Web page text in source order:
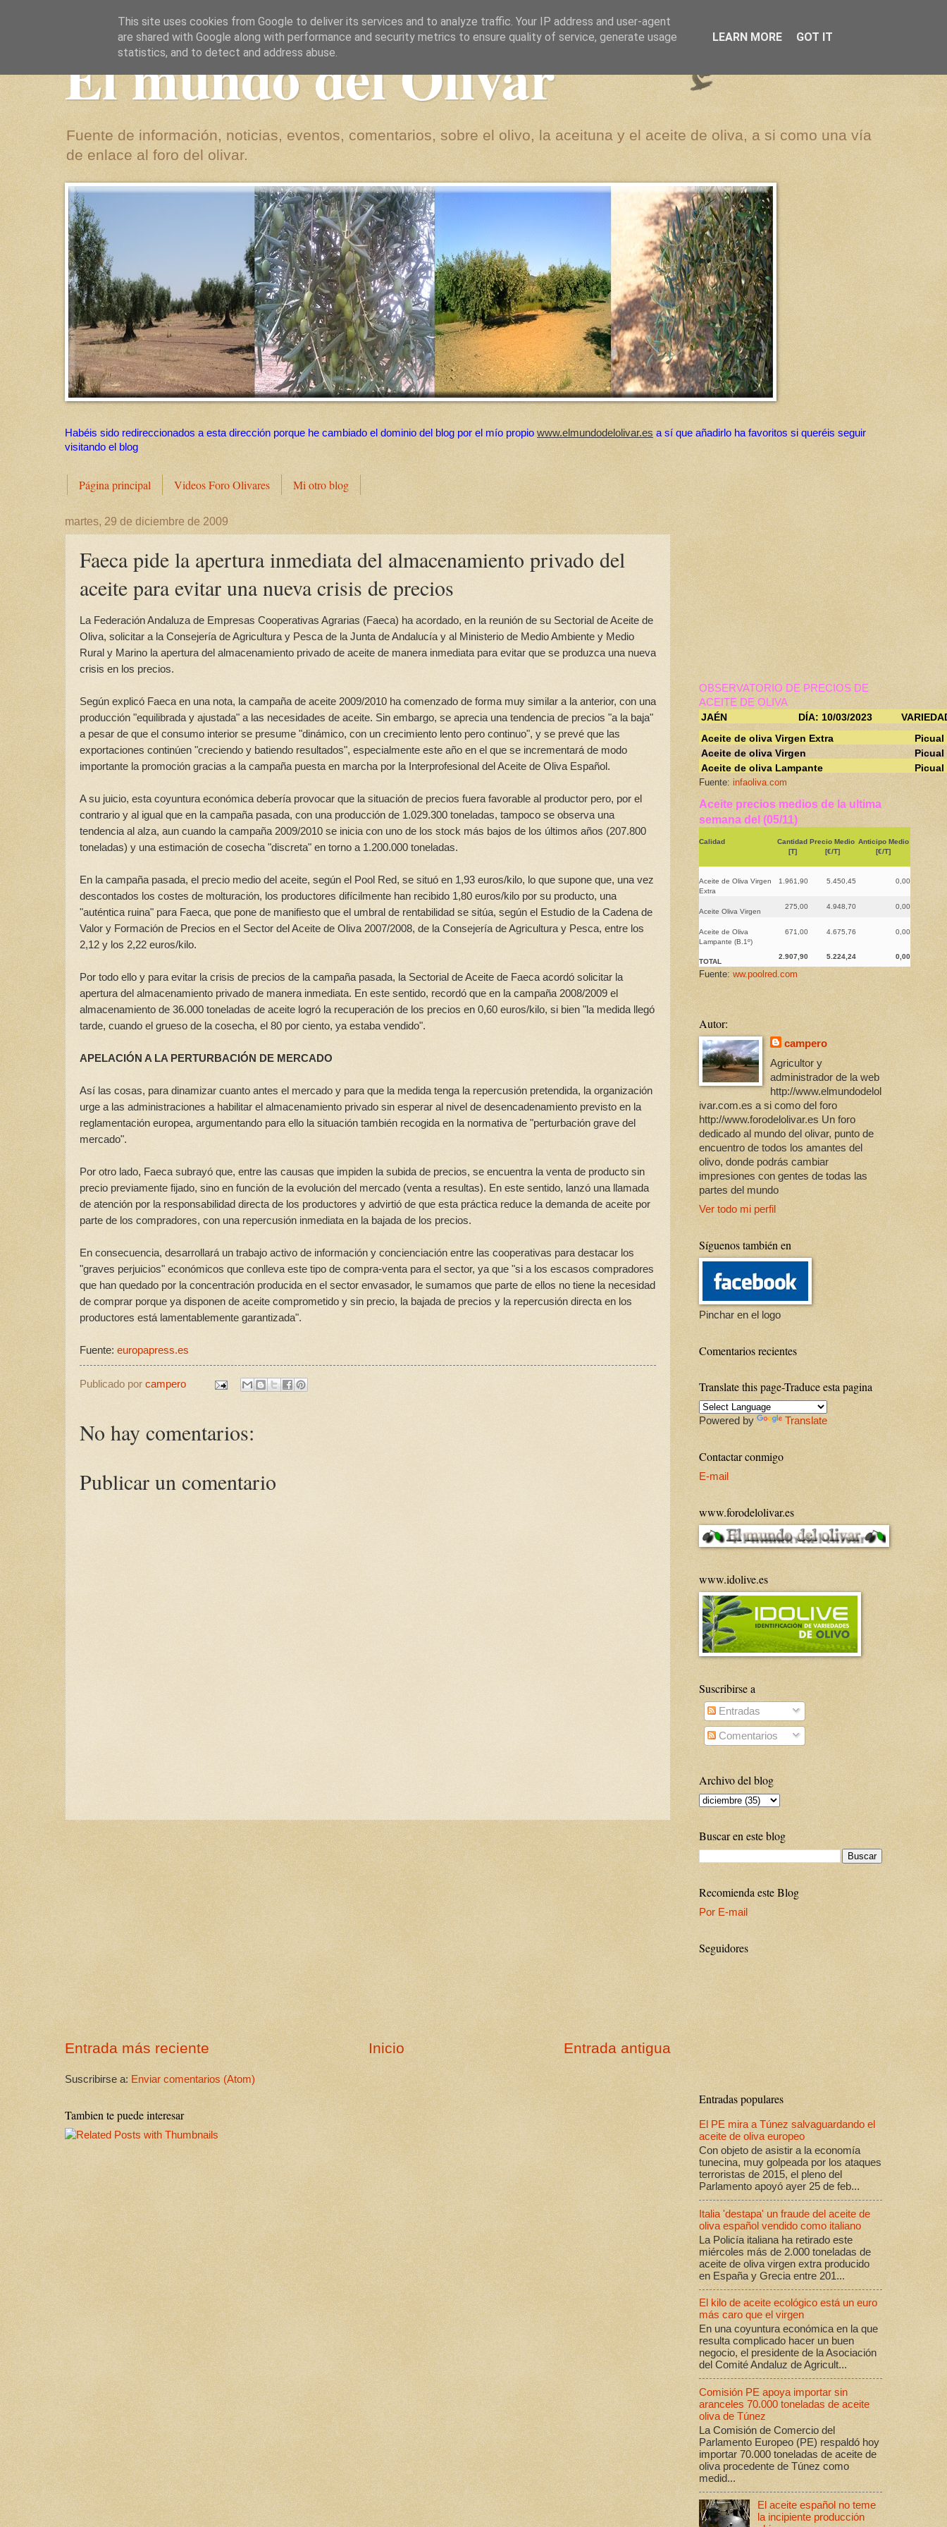
El mundo del Olivar
Fuente de información, noticias, eventos, comentarios, sobre el olivo, la aceituna y el aceite de oliva, a si como una vía
de enlace al foro del olivar.
Habéis sido redireccionados a esta dirección porque he cambiado el dominio del blog por el mío propio www.elmundodelolivar.es a sí que añadirlo ha favoritos si queréis seguir
visitando el blog
Página principal Videos Foro Olivares Mi otro blog
martes, 29 de diciembre de 2009
Faeca pide la apertura inmediata del almacenamiento privado del
aceite para evitar una nueva crisis de precios
La Federación Andaluza de Empresas Cooperativas Agrarias (Faeca) ha acordado, en la reunión de su Sectorial de Aceite de
Oliva, solicitar a la Consejería de Agricultura y Pesca de la Junta de Andalucía y al Ministerio de Medio Ambiente y Medio
Rural y Marino la apertura del almacenamiento privado de aceite de manera inmediata para evitar que se produzca una nueva
crisis en los precios.
Según explicó Faeca en una nota, la campaña de aceite 2009/2010 ha comenzado de forma muy similar a la anterior, con una
producción "equilibrada y ajustada" a las necesidades de aceite. Sin embargo, se aprecia una tendencia de precios "a la baja"
a pesar de que el consumo interior se presume "dinámico, con un crecimiento lento pero continuo", y se prevé que las
exportaciones continúen "creciendo y batiendo resultados", especialmente este año en el que se incrementará de modo
importante la promoción gracias a la campaña puesta en marcha por la Interprofesional del Aceite de Oliva Español.
A su juicio, esta coyuntura económica debería provocar que la situación de precios fuera favorable al productor pero, por el
contrario y al igual que en la campaña pasada, con una producción de 1.029.300 toneladas, tampoco se observa una
tendencia al alza, aun cuando la campaña 2009/2010 se inicia con uno de los stock más bajos de los últimos años (207.800
toneladas) y una estimación de cosecha "discreta" en torno a 1.200.000 toneladas.
En la campaña pasada, el precio medio del aceite, según el Pool Red, se situó en 1,93 euros/kilo, lo que supone que, una vez
descontados los costes de molturación, los productores difícilmente han recibido 1,80 euros/kilo por su producto, una
"auténtica ruina" para Faeca, que pone de manifiesto que el umbral de rentabilidad se sitúa, según el Estudio de la Cadena de
Valor y Formación de Precios en el Sector del Aceite de Oliva 2007/2008, de la Consejería de Agricultura y Pesca, entre los
2,12 y los 2,22 euros/kilo.
Por todo ello y para evitar la crisis de precios de la campaña pasada, la Sectorial de Aceite de Faeca acordó solicitar la
apertura del almacenamiento privado de manera inmediata. En este sentido, recordó que en la campaña 2008/2009 el
almacenamiento de 36.000 toneladas de aceite logró la recuperación de los precios en 0,60 euros/kilo, si bien "la medida llegó
tarde, cuando el grueso de la cosecha, el 80 por ciento, ya estaba vendido".
APELACIÓN A LA PERTURBACIÓN DE MERCADO
Así las cosas, para dinamizar cuanto antes el mercado y para que la medida tenga la repercusión pretendida, la organización
urge a las administraciones a habilitar el almacenamiento privado sin esperar al nivel de desencadenamiento previsto en la
reglamentación europea, argumentando para ello la situación también recogida en la normativa de "perturbación grave del
mercado".
Por otro lado, Faeca subrayó que, entre las causas que impiden la subida de precios, se encuentra la venta de producto sin
precio previamente fijado, sino en función de la evolución del mercado (venta a resultas). En este sentido, lanzó una llamada
de atención por la responsabilidad directa de los productores y advirtió de que esta práctica reduce la demanda de aceite por
parte de los compradores, con una repercusión inmediata en la bajada de los precios.
En consecuencia, desarrollará un trabajo activo de información y concienciación entre las cooperativas para destacar los
"graves perjuicios" económicos que conlleva este tipo de compra-venta para el sector, ya que "si a los escasos compradores
que han quedado por la concentración producida en el sector envasador, le sumamos que parte de ellos no tiene la necesidad
de comprar porque ya disponen de aceite comprometido y sin precio, la bajada de precios y la repercusión directa en los
productores está lamentablemente garantizada".
Fuente: europapress.es
Publicado por campero
No hay comentarios:
Publicar un comentario
Entrada más reciente Entrada antigua
Inicio
Suscribirse a: Enviar comentarios (Atom)
Tambien te puede interesar
OBSERVATORIO DE PRECIOS DE
ACEITE DE OLIVA
JAÉN
DÍA: 10/03/2023
Aceite de oliva Virgen Extra
Picual
Aceite de oliva Virgen
Picual
Aceite de oliva Lampante
Picual
Fuente: infaoliva.com
Aceite precios medios de la ultima
semana del (05/11)
Calidad
Cantidad
[T]
Precio Medio
[€/T]
Anticipo Medio
[€/T]
Aceite de Oliva Virgen
Extra
1.961,90 5.450,45 0,00
Aceite Oliva Virgen
275,00 4.948,70 0,00
Aceite de Oliva
Lampante (B.1º)
671,00 4.675,76 0,00
TOTAL
2.907,90 5.224,24 0,00
Fuente: ww.poolred.com
Autor:
campero
Agricultor y
administrador de la web
http://www.elmundodelol
ivar.com.es a si como del foro
http://www.forodelolivar.es Un foro
dedicado al mundo del olivar, punto de
encuentro de todos los amantes del
olivo, donde podrás cambiar
impresiones con gentes de todas las
partes del mundo
Ver todo mi perfil
Síguenos también en
Pinchar en el logo
Comentarios recientes
Translate this page-Traduce esta pagina
Powered by Translate
Contactar conmigo
E-mail
www.forodelolivar.es
www.idolive.es
Suscribirse a
Entradas
Comentarios
Archivo del blog
Buscar en este blog
Recomienda este Blog
Por E-mail
Seguidores
Entradas populares
El PE mira a Túnez salvaguardando el
aceite de oliva europeo
Con objeto de asistir a la economía
tunecina, muy golpeada por los ataques
terroristas de 2015, el pleno del
Parlamento apoyó ayer 25 de feb...
Italia 'destapa' un fraude del aceite de
oliva español vendido como italiano
La Policía italiana ha retirado este
miércoles más de 2.000 toneladas de
aceite de oliva virgen extra producido
en España y Grecia entre 201...
El kilo de aceite ecológico está un euro
más caro que el virgen
En una coyuntura económica en la que
resulta complicado hacer un buen
negocio, el presidente de la Asociación
del Comité Andaluz de Agricult...
Comisión PE apoya importar sin
aranceles 70.000 toneladas de aceite
oliva de Túnez
La Comisión de Comercio del
Parlamento Europeo (PE) respaldó hoy
importar 70.000 toneladas de aceite de
oliva procedente de Túnez como
medid...
El aceite español no teme
la incipiente producción
This site uses cookies from Google to deliver its services and to analyze traffic. Your IP address and user-agent
are shared with Google along with performance and security metrics to ensure quality of service, generate usage
statistics, and to detect and address abuse.
LEARN MORE GOT IT